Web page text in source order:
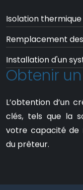
Isolation
Remplacement
Installation d'un
Obtenir
L’obtention d’un
clés, tels que la
votre capacité de
du prêteur.